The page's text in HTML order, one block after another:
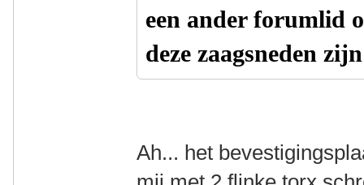
een ander forumlid
deze zaagsneden
Ah... het